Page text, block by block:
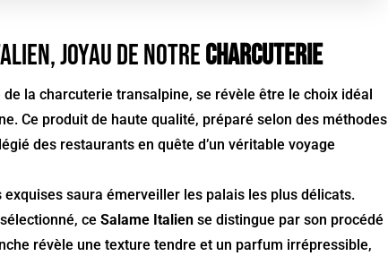
joyau de notrecharcuterie
la charcuterie transalpine, se révèle être le choix idéal
Ce produit de haute qualité, préparé selon des méthodes
des restaurants en quête d’un véritable voyage
exquises saura émerveiller les palais les plus délicats.
ceSalame Italien se distingue par son procédé
révèle une texture tendre et un parfum irrépressible,